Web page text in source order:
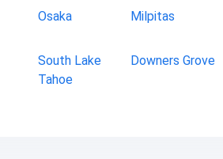
Osaka
Milpitas
South Lake
Tahoe
Downers Grove